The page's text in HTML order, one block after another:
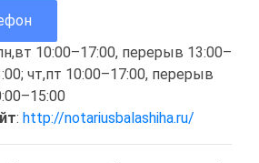
10:00–17:00, перерыв 13:00–
чт,пт 10:00–17:00, перерыв
: http://notariusbalashiha.ru/